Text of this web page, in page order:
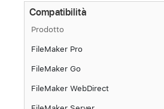
Compatibilità
Prodotto
FileMaker Pro
FileMaker Go
FileMaker WebDirect